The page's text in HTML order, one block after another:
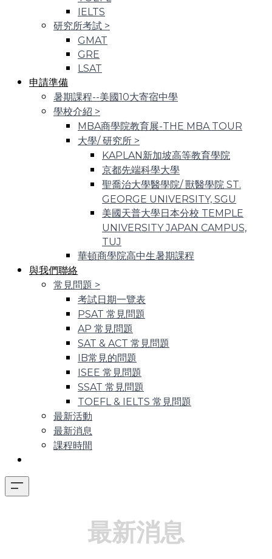
IELTS
研究所考試 >
GMAT
GRE
LSAT
申請準備
暑期課程--美國10大寄宿中學
學校介紹 >
MBA商學院教育展-THE MBA TOUR
大學/ 研究所 >
KAPLAN新加坡高等教育學院
京都先端科學大學
聖喬治大學醫學院/ 獸醫學院 ST.
GEORGE UNIVERSITY, SGU
美國天普大學日本分校 TEMPLE
UNIVERSITY JAPAN CAMPUS,
TUJ
華頓商學院高中生暑期課程
與我們聯絡
常見問題 >
考試日期一覽表
PSAT 常見問題
AP 常見問題
SAT & ACT 常見問題
IB常見的問題
ISEE 常見問題
SSAT 常見問題
TOEFL & IELTS 常見問題
最新活動
最新消息
課程時間
最新消息